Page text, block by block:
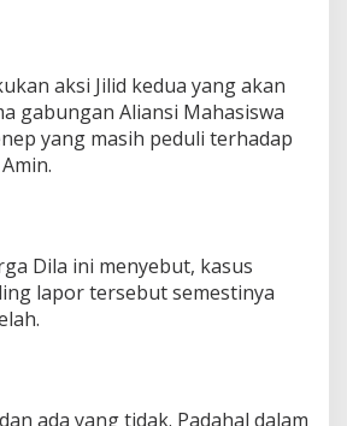
aksi Jilid kedua yang akan
gabungan Aliansi Mahasiswa
yang masih peduli terhadap
Dila ini menyebut, kasus
lapor tersebut semestinya
ada yang tidak. Padahal dalam